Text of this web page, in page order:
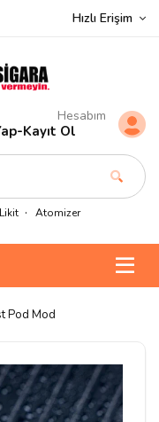
Hızlı Erişim
Atomizer
Hesabım
-Kayıt Ol
Pod Mod